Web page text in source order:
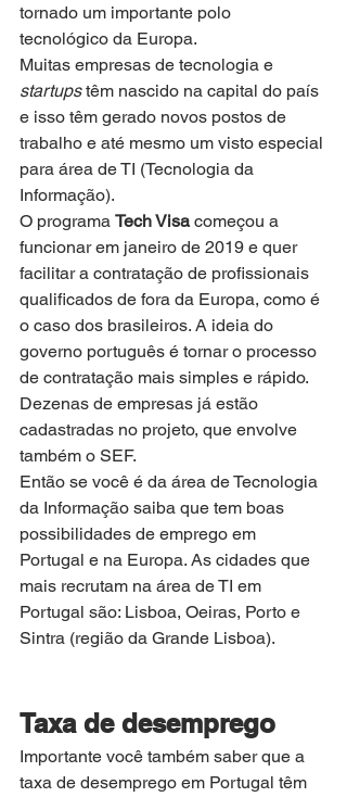
tornado um importante polo
tecnológico da Europa.
Muitas empresas de tecnologia e
startups têm nascido na capital do país
e isso têm gerado novos postos de
trabalho e até mesmo um visto especial
para área de TI (Tecnologia da
Informação).
O programa Tech Visa começou a
funcionar em janeiro de 2019 e quer
facilitar a contratação de profissionais
qualificados de fora da Europa, como é
o caso dos brasileiros. A ideia do
governo português é tornar o processo
de contratação mais simples e rápido.
Dezenas de empresas já estão
cadastradas no projeto, que envolve
também o SEF.
Então se você é da área de Tecnologia
da Informação saiba que tem boas
possibilidades de emprego em
Portugal e na Europa. As cidades que
mais recrutam na área de TI em
Portugal são: Lisboa, Oeiras, Porto e
Sintra (região da Grande Lisboa).
Taxa de desemprego
Importante você também saber que a
taxa de desemprego em Portugal têm